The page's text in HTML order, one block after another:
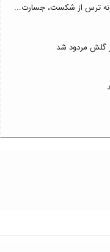
ترس از شکست، جسارت...
گلش مردود شد